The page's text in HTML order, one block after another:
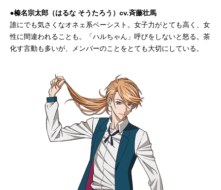
●榛名宗太郎（はるな そうたろう）cv.斉藤壮馬
誰にでも気さくなオネェ系ベーシスト。女子力がとても高く、女
性に間違われることも。「ハルちゃん」呼びをしないと怒る。茶
化す言動も多いが、メンバーのことをとても大切にしている。